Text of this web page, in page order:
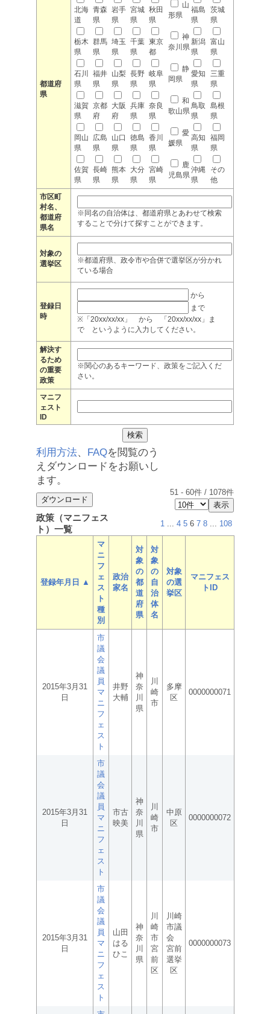
都道府
県
北海
道
青森
県
岩手
県
宮城
県
秋田
県
山
形県
福島
県
茨城
県
栃木
県
群馬
県
埼玉
県
千葉
県
東京
都
神
奈川県
新潟
県
富山
県
石川
県
福井
県
山梨
県
長野
県
岐阜
県
静
岡県
愛知
県
三重
県
滋賀
県
京都
府
大阪
府
兵庫
県
奈良
県
和
歌山県
鳥取
県
島根
県
岡山
県
広島
県
山口
県
徳島
県
香川
県
愛
媛県
高知
県
福岡
県
佐賀
県
長崎
県
熊本
県
大分
県
宮崎
県
鹿
児島県
沖縄
県
その
他
市区町
村名、
都道府
県名
※同名の自治体は、都道府県とあわせて検索
することで分けて探すことができます。
対象の
選挙区
※都道府県、政令市や合併で選挙区が分かれ
ている場合
登録日
時
から
まで
※「20xx/xx/xx」 から 「20xx/xx/xx」ま
で というように入力してください。
解決す
るため
の重要
政策
※関心のあるキーワード、政策をご記入くだ
さい。
マニフ
ェスト
ID
利用方法、 FAQを閲覧のう
えダウンロードをお願いし
ます。
51 - 60件 / 1078件
政策（マニフェス
ト）一覧
1 ... 4 5 6 7 8 ... 108
登録年月日 ▲
マ
ニ
フ
ェ
ス
ト
種
別
政治
家名
対
象
の
都
道
府
県
対
象
の
自
治
体
名
対象
の選
挙区
マニフェス
トID
2015年3月31
日
市
議
会
議
員
マ
ニ
フ
ェ
ス
ト
井野
大輔
神
奈
川
県
川
崎
市
多摩
区
0000000071
2015年3月31
日
市
議
会
議
員
マ
ニ
フ
ェ
ス
ト
市古
映美
神
奈
川
県
川
崎
市
中原
区
0000000072
2015年3月31
日
市
議
会
議
員
マ
ニ
フ
ェ
ス
ト
山田
はる
ひこ
神
奈
川
県
川
崎
市
宮
前
区
川崎
市議
会
宮前
選挙
区
0000000073